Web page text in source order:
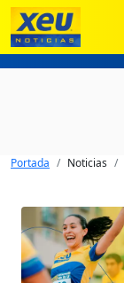
Portada Noticias